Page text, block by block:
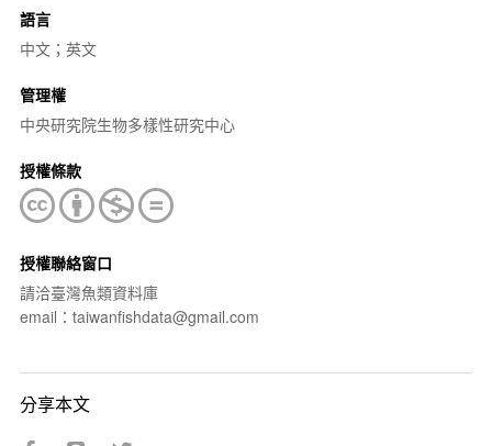
語言
中文；英文
管理權
中央研究院生物多樣性研究中心
授權條款
授權聯絡窗口
請洽臺灣魚類資料庫
email：taiwanfishdata@gmail.com
分享本文